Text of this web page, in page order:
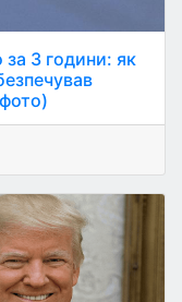
3 години: як